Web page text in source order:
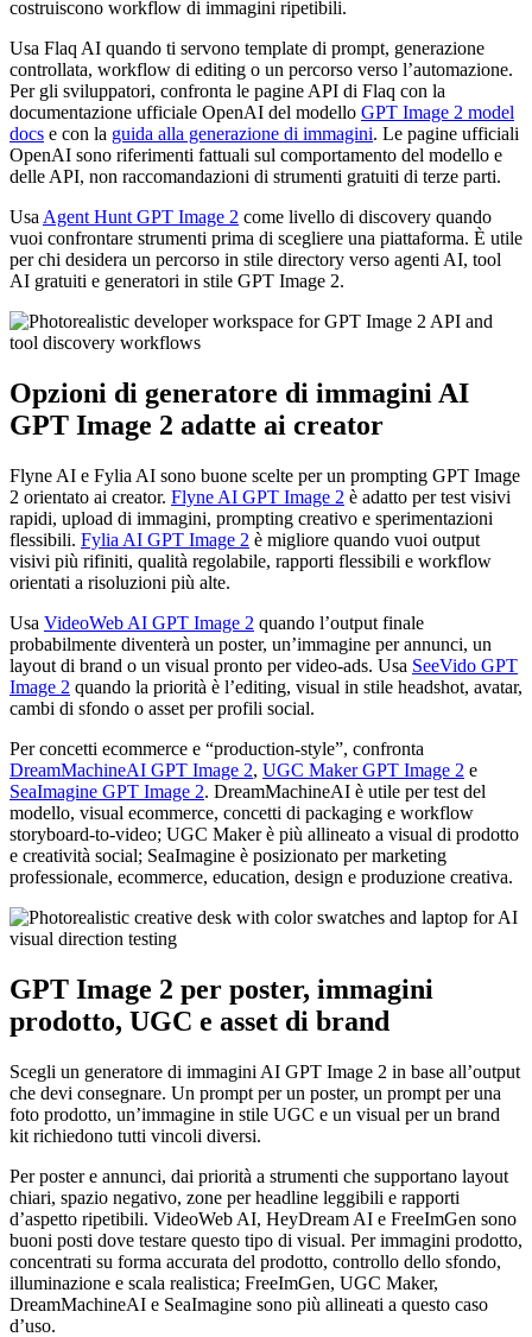
costruiscono workflow di immagini ripetibili.
Usa Flaq AI quando ti servono template di prompt, generazione
controllata, workflow di editing o un percorso verso l’automazione.
Per gli sviluppatori, confronta le pagine API di Flaq con la
documentazione ufficiale OpenAI del modello GPT Image 2 model
docs e con la guida alla generazione di immagini. Le pagine ufficiali
OpenAI sono riferimenti fattuali sul comportamento del modello e
delle API, non raccomandazioni di strumenti gratuiti di terze parti.
Usa Agent Hunt GPT Image 2 come livello di discovery quando
vuoi confrontare strumenti prima di scegliere una piattaforma. È utile
per chi desidera un percorso in stile directory verso agenti AI, tool
AI gratuiti e generatori in stile GPT Image 2.
Opzioni di generatore di immagini AI
GPT Image 2 adatte ai creator
Flyne AI e Fylia AI sono buone scelte per un prompting GPT Image
2 orientato ai creator. Flyne AI GPT Image 2 è adatto per test visivi
rapidi, upload di immagini, prompting creativo e sperimentazioni
flessibili. Fylia AI GPT Image 2 è migliore quando vuoi output
visivi più rifiniti, qualità regolabile, rapporti flessibili e workflow
orientati a risoluzioni più alte.
Usa VideoWeb AI GPT Image 2 quando l’output finale
probabilmente diventerà un poster, un’immagine per annunci, un
layout di brand o un visual pronto per video-ads. Usa SeeVido GPT
Image 2 quando la priorità è l’editing, visual in stile headshot, avatar,
cambi di sfondo o asset per profili social.
Per concetti ecommerce e “production-style”, confronta
DreamMachineAI GPT Image 2, UGC Maker GPT Image 2 e
SeaImagine GPT Image 2. DreamMachineAI è utile per test del
modello, visual ecommerce, concetti di packaging e workflow
storyboard-to-video; UGC Maker è più allineato a visual di prodotto
e creatività social; SeaImagine è posizionato per marketing
professionale, ecommerce, education, design e produzione creativa.
GPT Image 2 per poster, immagini
prodotto, UGC e asset di brand
Scegli un generatore di immagini AI GPT Image 2 in base all’output
che devi consegnare. Un prompt per un poster, un prompt per una
foto prodotto, un’immagine in stile UGC e un visual per un brand
kit richiedono tutti vincoli diversi.
Per poster e annunci, dai priorità a strumenti che supportano layout
chiari, spazio negativo, zone per headline leggibili e rapporti
d’aspetto ripetibili. VideoWeb AI, HeyDream AI e FreeImGen sono
buoni posti dove testare questo tipo di visual. Per immagini prodotto,
concentrati su forma accurata del prodotto, controllo dello sfondo,
illuminazione e scala realistica; FreeImGen, UGC Maker,
DreamMachineAI e SeaImagine sono più allineati a questo caso
d’uso.